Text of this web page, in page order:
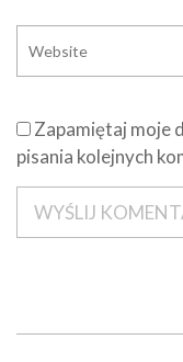
Zapamiętaj moje
pisania kolejnych